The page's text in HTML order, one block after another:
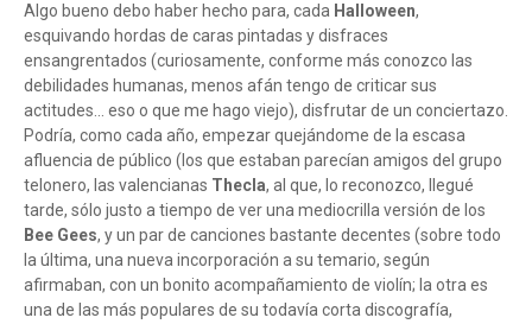
Algo bueno debo haber hecho para, cada Halloween,
esquivando hordas de caras pintadas y disfraces
ensangrentados (curiosamente, conforme más conozco las
debilidades humanas, menos afán tengo de criticar sus
actitudes... eso o que me hago viejo), disfrutar de un conciertazo.
Podría, como cada año, empezar quejándome de la escasa
afluencia de público (los que estaban parecían amigos del grupo
telonero, las valencianas Thecla, al que, lo reconozco, llegué
tarde, sólo justo a tiempo de ver una mediocrilla versión de los
Bee Gees, y un par de canciones bastante decentes (sobre todo
la última, una nueva incorporación a su temario, según
afirmaban, con un bonito acompañamiento de violín; la otra es
una de las más populares de su todavía corta discografía,